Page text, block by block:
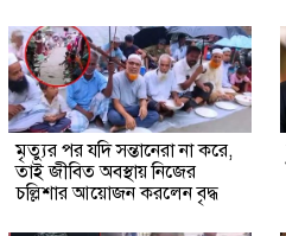
মৃত্যুর পর যদি সন্তানেরা না করে,
তাই জীবিত অবস্থায় নিজের
চল্লিশার আয়োজন করলেন বৃদ্ধ